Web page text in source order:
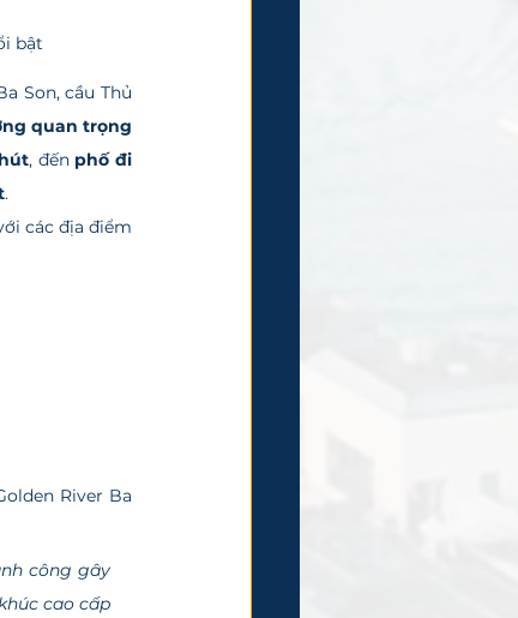
bật
Son, cầu Thủ
quan trọng
, đến phố đi
.
River Ba
công gây
cao cấp